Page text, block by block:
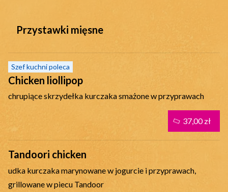
Przystawki mięsne
Szef kuchni poleca
Chicken liollipop
chrupiące skrzydełka kurczaka smażone w przyprawach
Tandoori chicken
udka kurczaka marynowane w jogurcie i przyprawach,
grillowane w piecu Tandoor